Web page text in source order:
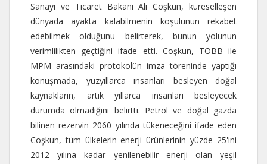
Sanayi ve Ticaret Bakanı Ali Coşkun, küreselleşen
dünyada ayakta kalabilmenin koşulunun rekabet
edebilmek olduğunu belirterek, bunun yolunun
verimlilikten geçtiğini ifade etti. Coşkun, TOBB ile
MPM arasındaki protokolün imza töreninde yaptığı
konuşmada, yüzyıllarca insanları besleyen doğal
kaynakların, artık yıllarca insanları besleyecek
durumda olmadığını belirtti. Petrol ve doğal gazda
bilinen rezervin 2060 yılında tükeneceğini ifade eden
Coşkun, tüm ülkelerin enerji ürünlerinin yüzde 25'ini
2012 yılına kadar yenilenebilir enerji olan yeşil